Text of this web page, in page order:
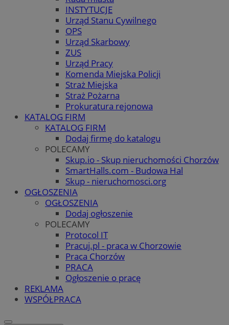
INSTYTUCJE
Urząd Stanu Cywilnego
OPS
Urząd Skarbowy
ZUS
Urząd Pracy
Komenda Miejska Policji
Straż Miejska
Straż Pożarna
Prokuratura rejonowa
KATALOG FIRM
KATALOG FIRM
Dodaj firmę do katalogu
POLECAMY
Skup.io - Skup nieruchomości Chorzów
SmartHalls.com - Budowa Hal
Skup - nieruchomosci.org
OGŁOSZENIA
OGŁOSZENIA
Dodaj ogłoszenie
POLECAMY
Protocol IT
Pracuj.pl - praca w Chorzowie
Praca Chorzów
PRACA
Ogłoszenie o pracę
REKLAMA
WSPÓŁPRACA